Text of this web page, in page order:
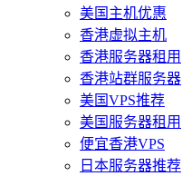
美国主机优惠
香港虚拟主机
香港服务器租用
香港站群服务器
美国VPS推荐
美国服务器租用
便宜香港VPS
日本服务器推荐